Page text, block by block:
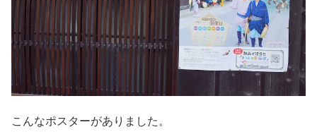
こんなポスターがありました。